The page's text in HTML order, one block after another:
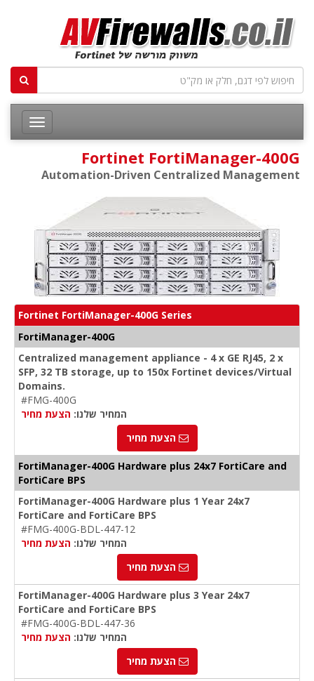
Fortinet FortiManager-400G
Automation-Driven Centralized Management
Fortinet FortiManager-400G Series
FortiManager-400G
Centralized management appliance - 4 x GE RJ45, 2 x
SFP, 32 TB storage, up to 150x Fortinet devices/Virtual
Domains.
#FMG-400G
המחיר שלנו: הצעת מחיר
הצעת מחיר
FortiManager-400G Hardware plus 24x7 FortiCare and
FortiCare BPS
FortiManager-400G Hardware plus 1 Year 24x7
FortiCare and FortiCare BPS
#FMG-400G-BDL-447-12
המחיר שלנו: הצעת מחיר
הצעת מחיר
FortiManager-400G Hardware plus 3 Year 24x7
FortiCare and FortiCare BPS
#FMG-400G-BDL-447-36
המחיר שלנו: הצעת מחיר
הצעת מחיר